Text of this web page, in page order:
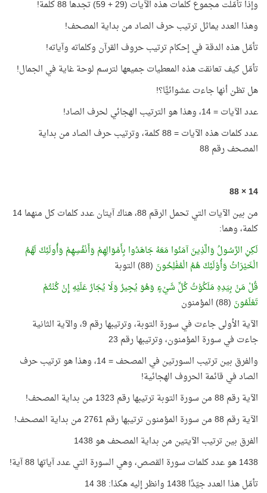
وإذا تأمّلت مجموع كلمات هذه الآيات (29 + 59) تجدها 88 كلمة!
وهذا العدد يماثل ترتيب حرف الصاد من بداية المصحف!
تأمّل هذه الدقة في إحكام ترتيب حروف القرآن وكلماته وآياته!
تأمّل كيف تعانقت هذه المعطيات جميعها لترسم لوحة غاية في الجمال!
هل تظن أنها جاءت عشوائيًّا؟!
عدد الآيات = 14، وهذا هو الترتيب الهجائي لحرف الصاد!
عدد كلمات هذه الآيات = 88 كلمة، وترتيب حرف الصاد من بداية
المصحف رقم 88
14 × 88
من بين الآيات التي تحمل الرقم 88، هناك آيتان عدد كلمات كل منهما 14
كلمة، وهما:
لَكِنِ الرَّسُولُ وَالَّذِينَ آمَنُوا مَعَهُ جَاهَدُوا بِأَمْوَالِهِمْ وَأَنْفُسِهِمْ وَأُولَئِكَ لَهُمُ
الْخَيْرَاتُ وَأُوْلَئِكَ هُمُ الْمُفْلِحُونَ (88) التوبة
قُلْ مَنْ بِيَدِهِ مَلَكُوْتُ كُلِّ شَيْءٍ وَهُوَ يُجِيرُ وَلَا يُجَارُ عَلَيْهِ إِنْ كُنْتُمْ
تَعْلَمُونَ (88) المؤمنون
الآية الأولى جاءت في سورة التوبة، وترتيبها رقم 9، والآية الثانية
جاءت في سورة المؤمنون، وترتيبها رقم 23
والفرق بين ترتيب السورتين في المصحف = 14، وهذا هو ترتيب حرف
الصاد في قائمة الحروف الهجائية!
الآية رقم 88 من سورة التوبة ترتيبها رقم 1323 من بداية المصحف!
الآية رقم 88 من سورة المؤمنون ترتيبها رقم 2761 من بداية المصحف!
الفرق بين ترتيب الآيتين من بداية المصحف هو 1438
1438 هو عدد كلمات سورة القصص، وهي السورة التي عدد آياتها 88 آية!
تأمّل هذا العدد جيّدًا 1438 وانظر إليه هكذا: 38 14